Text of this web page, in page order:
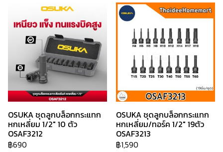
OSUKA ชุดลูกบล็อกกระแทก
หกเหลี่ยม 1/2" 10 ตัว
OSAF3212
฿690
OSUKA ชุดลูกบล็อกกระแทก
หกเหลี่ยม/ทอร์ค 1/2" 19ตัว
OSAF3213
฿1,590